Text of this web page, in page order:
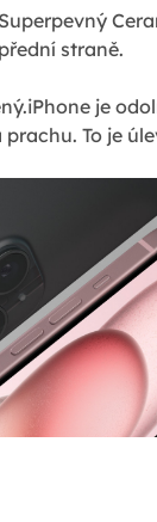
přední straně.
je
prachu. To je